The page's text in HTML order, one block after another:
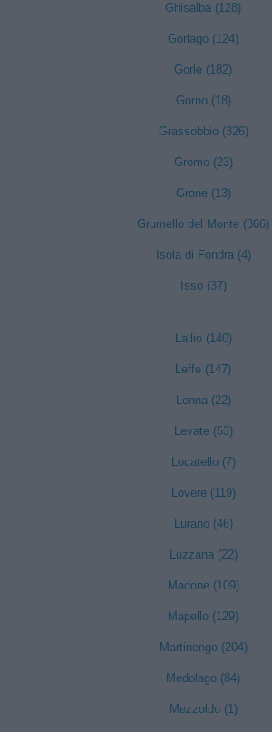
Ghisalba (128)
Gorlago (124)
Gorle (182)
Gorno (18)
Grassobbio (326)
Gromo (23)
Grone (13)
Grumello del Monte (366)
Isola di Fondra (4)
Isso (37)
Lallio (140)
Leffe (147)
Lenna (22)
Levate (53)
Locatello (7)
Lovere (119)
Lurano (46)
Luzzana (22)
Madone (109)
Mapello (129)
Martinengo (204)
Medolago (84)
Mezzoldo (1)